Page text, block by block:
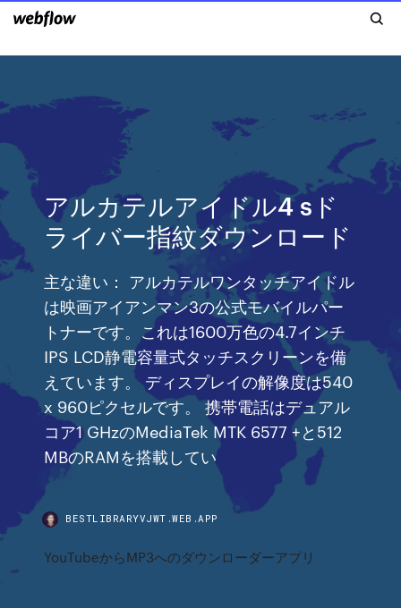
アルカテルアイドル4 sド
ライバー指紋ダウンロード
主な違い： アルカテルワンタッチアイドル
は映画アイアンマン3の公式モバイルパー
トナーです。これは1600万色の4.7インチ
IPS LCD静電容量式タッチスクリーンを備
えています。 ディスプレイの解像度は540
x 960ピクセルです。 携帯電話はデュアル
コア1 GHzのMediaTek MTK 6577 +と512
MBのRAMを搭載してい
BESTLIBRARYVJWT.WEB.APP
YouTubeからMP3へのダウンローダーアプリ